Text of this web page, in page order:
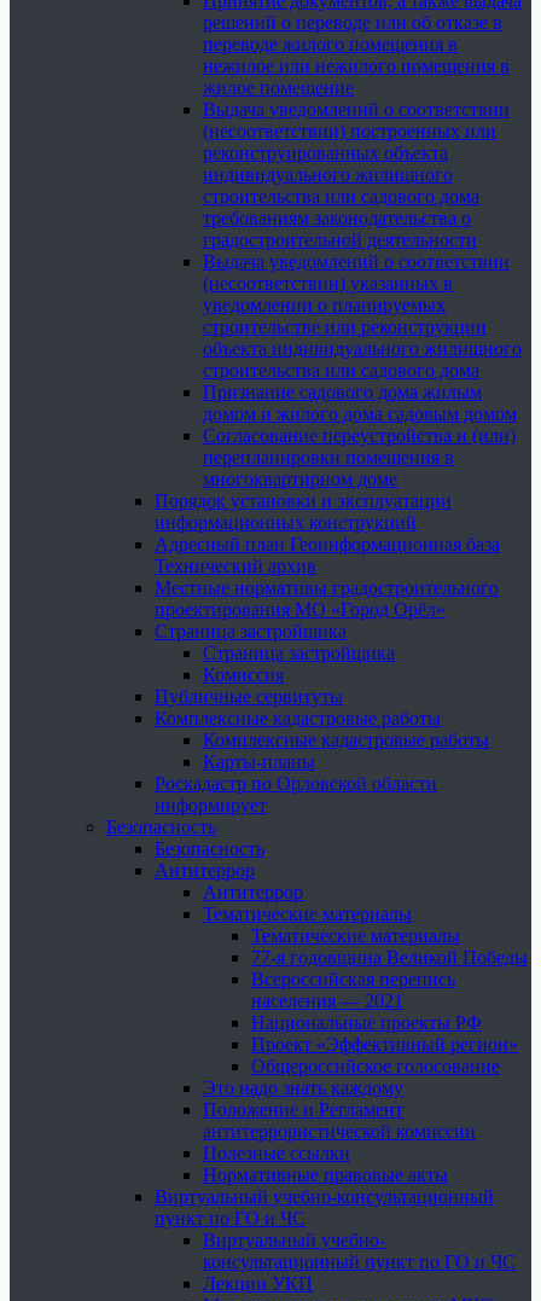
решений о переводе или об отказе в
переводе жилого помещения в
нежилое или нежилого помещения в
жилое помещение
Выдача уведомлений о соответствии
(несоответствии) построенных или
реконструированных объекта
индивидуального жилищного
строительства или садового дома
требованиям законодательства о
градостроительной деятельности
Выдача уведомлений о соответствии
(несоответствии) указанных в
уведомлении о планируемых
строительстве или реконструкции
объекта индивидуального жилищного
строительства или садового дома
Признание садового дома жилым
домом и жилого дома садовым домом
Согласование переустройства и (или)
перепланировки помещения в
многоквартирном доме
Порядок установки и эксплуатации
информационных конструкций
Адресный план Геоинформационная база
Технический архив
Местные нормативы градостроительного
проектирования МО «Город Орёл»
Страница застройщика
Страница застройщика
Комиссия
Публичные сервитуты
Комплексные кадастровые работы
Комплексные кадастровые работы
Карты-планы
Роскадастр по Орловской области
информирует
Безопасность
Безопасность
Антитеррор
Антитеррор
Тематические материалы
Тематические материалы
77-я годовщина Великой Победы
Всероссийская перепись
населения — 2021
Национальные проекты РФ
Проект «Эффективный регион»
Общероссийское голосование
Это надо знать каждому
Положение и Регламент
антитеррористической комиссии
Полезные ссылки
Нормативные правовые акты
Виртуальный учебно-консультационный
пункт по ГО и ЧС
Виртуальный учебно-
консультационный пункт по ГО и ЧС
Лекции УКП